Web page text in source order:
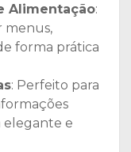
Alimentação:
menus,
forma prática
: Perfeito para
elegante e